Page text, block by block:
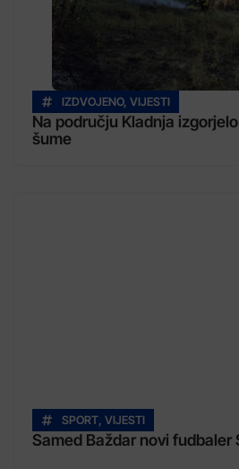
IZDVOJENO, VIJESTI
Na području Kladnja
šume
SPORT, VIJESTI
Samed Baždar novi fudbaler